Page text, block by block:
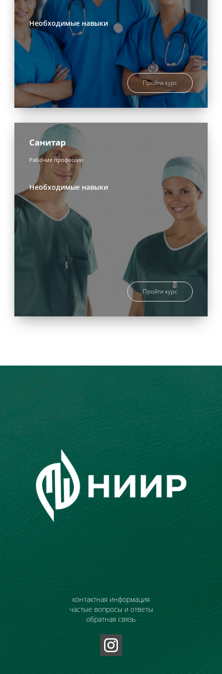
Необходимые навыки
Пройти курс
Санитар
Рабочие профессии
Необходимые навыки
Пройти курс
контактная информация
частые вопросы и ответы
обратная связь